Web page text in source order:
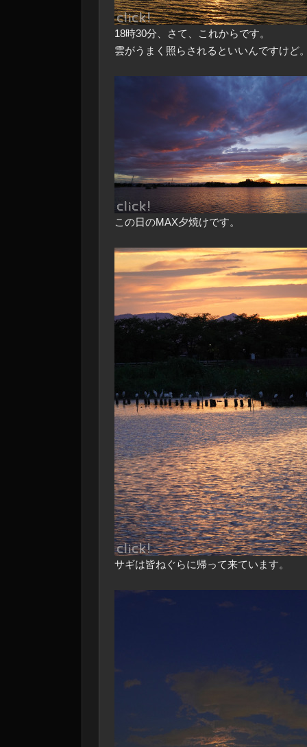
18時30分、さて、これからです。
雲がうまく照らされるといいんですけど
この日のMAX夕焼けです。
サギは皆ねぐらに帰って来ています。